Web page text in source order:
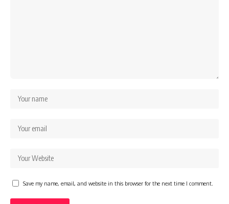
Save my name, email, and website in this browser for the next time I comment.